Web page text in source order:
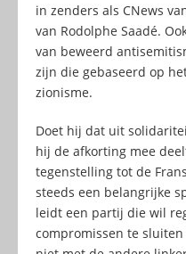
in zenders als CNews
van Rodolphe Saadé.
van beweerd
zijn die gebaseerd op
zionisme.
Doet hij dat uit
hij de afkorting mee
tegenstelling tot de
steeds een belangrijke
leidt een partij die wil
compromissen te